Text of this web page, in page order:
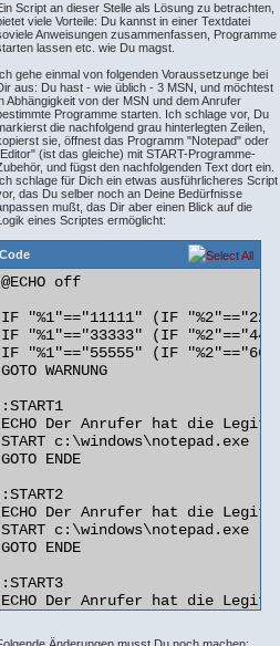
Script an dieser Stelle als Lösung zu betrachten,
viele Vorteile: Du kannst in einer Textdatei
Anweisungen zusammenfassen, Programme
lassen etc. wie Du magst.
gehe einmal von folgenden Voraussetzunge bei
aus: Du hast - wie üblich - 3 MSN, und möchtest
Abhängigkeit von der MSN und dem Anrufer
Programme starten. Ich schlage vor, Du
die nachfolgend grau hinterlegten Zeilen,
sie, öffnest das Programm "Notepad" oder
(ist das gleiche) mit START-Programme-
und fügst den nachfolgenden Text dort ein.
schlage für Dich ein etwas ausführlicheres Script
das Du selber noch an Deine Bedürfnisse
mußt, das Dir aber einen Blick auf die
eines Scriptes ermöglicht:
Code
@ECHO off
IF "%1"=="11111" (IF
IF "%1"=="33333" (IF
IF "%1"=="55555" (IF
GOTO WARNUNG
:START1
ECHO Der Anrufer hat die
START c:\windows\notepad.exe
GOTO ENDE
:START2
ECHO Der Anrufer hat die
START c:\windows\notepad.exe
GOTO ENDE
:START3
ECHO Der Anrufer hat die
GOTO ENDE